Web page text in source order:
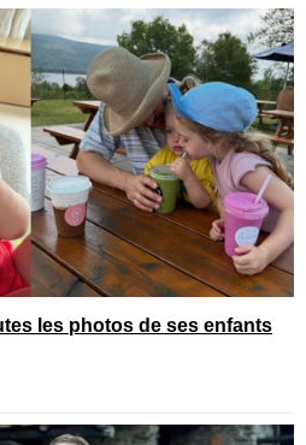
les photos de ses enfants